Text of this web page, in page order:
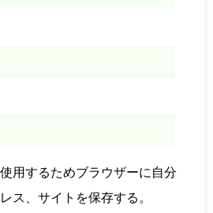
用するためブラウザーに自分
ス、サイトを保存する。